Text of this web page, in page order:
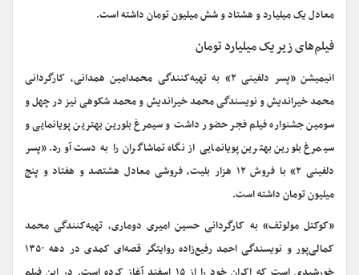
معادل یک میلیارد و هشتاد و شش میلیون تومان داشته است.
فیلم‌های زیر یک میلیارد تومان
انیمیشن «پسر دلفینی ۲» به تهیه‌کنندگی محمدامین همدانی، کارگردانی
محمد خیراندیش و نویسندگی محمد خیراندیش و محمد شکوهی نیز در چهل و
سومین جشنواره فیلم فجر حضور داشت و سیمرغ بلورین بهترین پویانمایی و
سیمرغ بلورین بهترین پویانمایی از نگاه تماشاگران را به دست آورد. «پسر
دلفینی ۲» با فروش ۱۲ هزار بلیت، فروشی معادل هشتصد و هفتاد و پنج
میلیون تومان داشته است.
«کوکتل مولوتف» به کارگردانی حسین امیری دوماری، تهیه‌کنندگی محمد
کمالی‌پور و نویسندگی احمد رفیع‌زاده روایتگر قصه‌ای کمدی در دهه ۱۳۵۰